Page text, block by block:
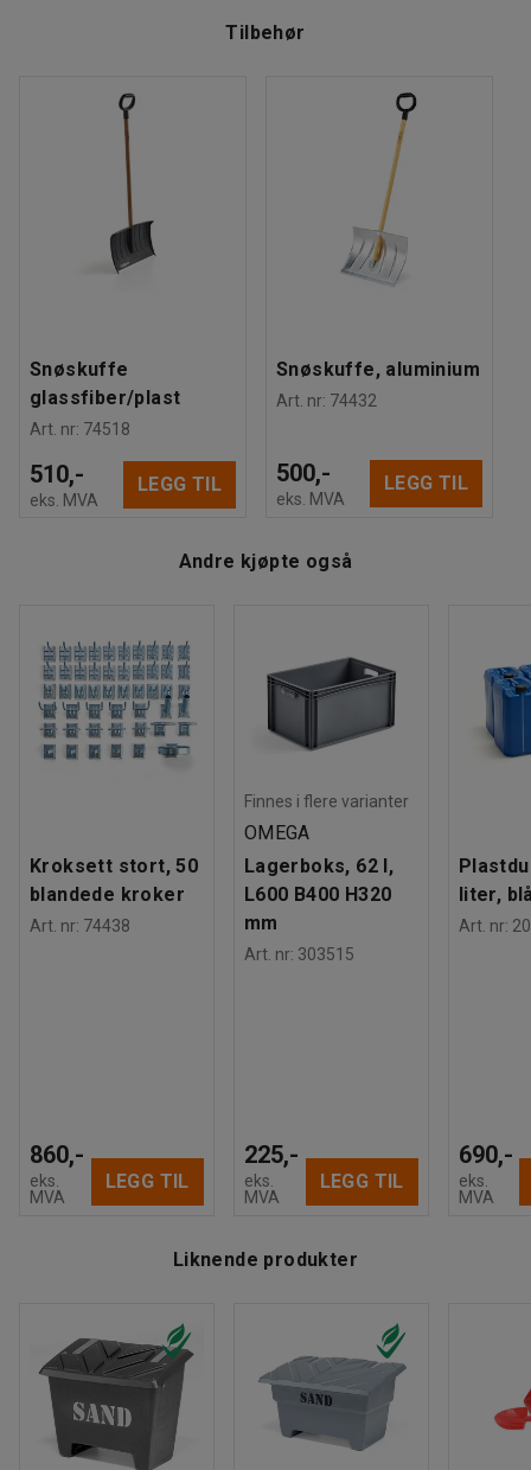
Anbefalt antall personer til håndtering
Leveres umontert
Kvalitets- og miljømerking
Byggvarubedömd ID: 137841
Tilbehør
Snøskuffe
glassfiber/plast
Art. nr: 74518
510,-
eks. MVA
LEGG TIL
Snøskuffe, aluminium
Art. nr: 74432
500,-
eks. MVA
LEGG TIL
Andre kjøpte også
Kroksett stort, 50
blandede kroker
Art. nr: 74438
860,-
eks.
MVA
LEGG TIL
Finnes i flere varianter
OMEGA
Lagerboks, 62 l,
L600 B400 H320
mm
Art. nr: 303515
225,-
eks.
MVA
LEGG TIL
liter,
Art. nr:
690,-
eks.
MVA
Liknende produkter